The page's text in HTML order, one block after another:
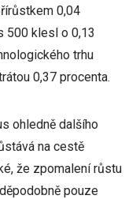
0,04
500 klesl o 0,13
trhu
0,37 procenta.
ohledně dalšího
na cestě
že zpomalení růstu
pouze